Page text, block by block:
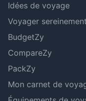
Idées de voyage
Voyager sereinement
BudgetZy
CompareZy
PackZy
Mon carnet de